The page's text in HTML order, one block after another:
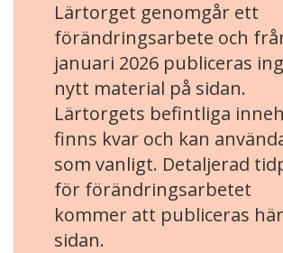
Lärtorget genomgår ett
förändringsarbete och
januari 2026 publiceras
nytt material på sidan.
Lärtorgets befintliga
finns kvar och kan
som vanligt. Detaljerad
för förändringsarbetet
kommer att publiceras
sidan.